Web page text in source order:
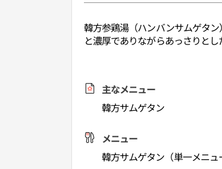
韓方参鶏湯（ハンバンサムゲタ
と濃厚でありながらあっさりと
主なメニュー
韓方サムゲタン
メニュー
韓方サムゲタン（単一メニュ